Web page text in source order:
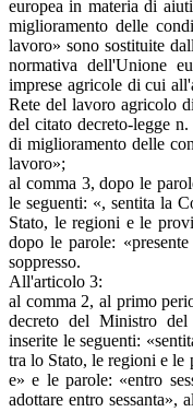
europea in materia di
miglioramento delle
lavoro» sono sostituite
normativa dell'Unione
imprese agricole di cui
Rete del lavoro agricolo
del citato decreto-legge
di miglioramento delle
lavoro»;
al comma 3, dopo le
le seguenti: «, sentita la
Stato, le regioni e le
dopo le parole:
soppresso.
All'articolo 3:
al comma 2, al primo
decreto del Ministro
inserite le seguenti:
tra lo Stato, le regioni e
e» e le parole: «entro
adottare entro sessanta»,